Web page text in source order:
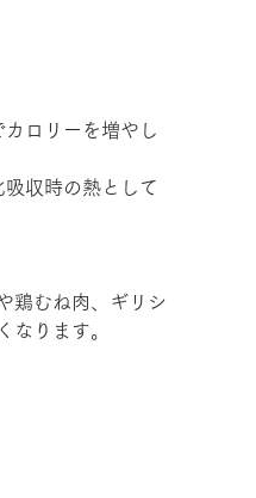
ロリーを増やし
吸収時の熱として
鶏むね肉、ギリシ
なります。